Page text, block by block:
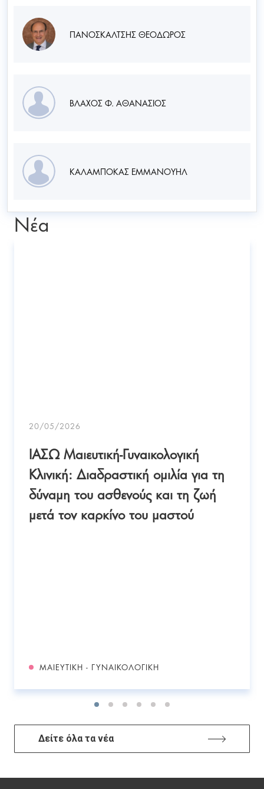
ΠΑΝΟΣΚΑΛΤΣΗΣ ΘΕΟΔΩΡΟΣ
ΒΛΑΧΟΣ Φ. ΑΘΑΝΑΣΙΟΣ
ΚΑΛΑΜΠΟΚΑΣ ΕΜΜΑΝΟΥΗΛ
Νέα
20/05/2026
ΙΑΣΩ Μαιευτική-Γυναικολογική
Κλινική: Διαδραστική ομιλία για τη
δύναμη του ασθενούς και τη ζωή
μετά τον καρκίνο του μαστού
ΜΑΙΕΥΤΙΚΉ - ΓΥΝΑΙΚΟΛΟΓΙΚΉ
Δείτε όλα τα νέα